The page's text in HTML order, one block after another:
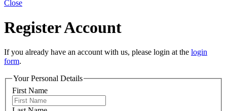
Close
Register Account
If you already have an account with us, please login at the login
form.
Your Personal Details
First Name